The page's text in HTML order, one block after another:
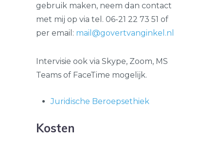
gebruik maken, neem dan contact
met mij op via tel. 06-21 22 73 51 of
per email: mail@govertvanginkel.nl
Intervisie ook via Skype, Zoom, MS
Teams of FaceTime mogelijk.
Juridische Beroepsethiek
Kosten